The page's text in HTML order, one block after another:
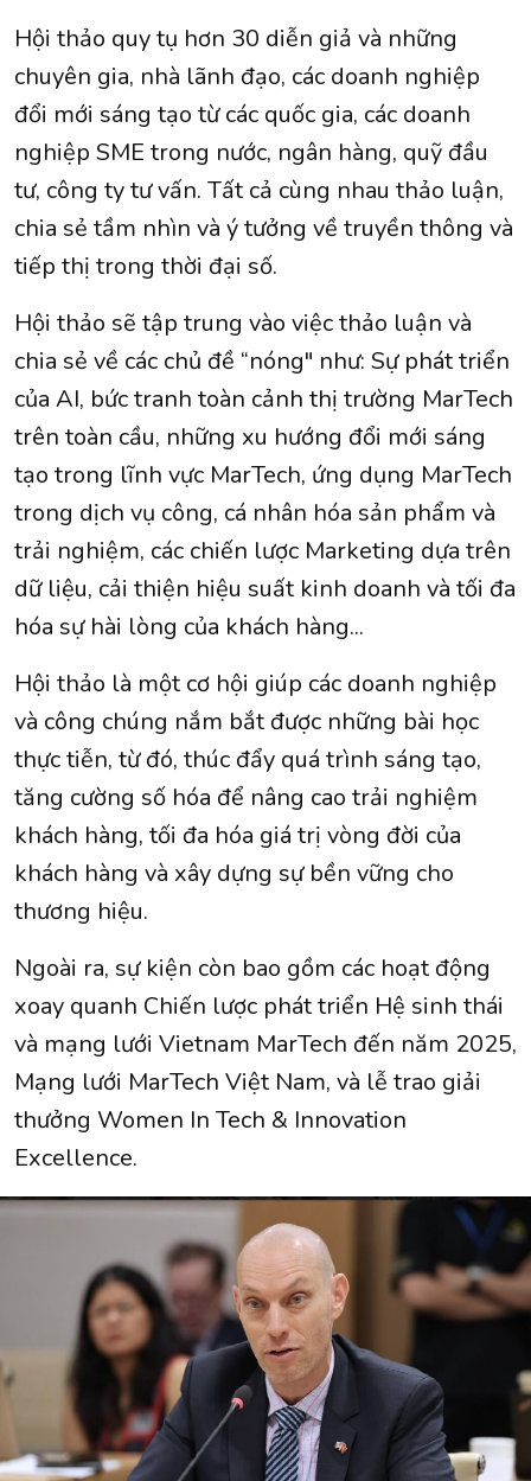
Hội thảo quy tụ hơn 30 diễn giả và những
chuyên gia, nhà lãnh đạo, các doanh nghiệp
đổi mới sáng tạo từ các quốc gia, các doanh
nghiệp SME trong nước, ngân hàng, quỹ đầu
tư, công ty tư vấn. Tất cả cùng nhau thảo luận,
chia sẻ tầm nhìn và ý tưởng về truyền thông và
tiếp thị trong thời đại số.
Hội thảo sẽ tập trung vào việc thảo luận và
chia sẻ về các chủ đề “nóng" như: Sự phát triển
của AI, bức tranh toàn cảnh thị trường MarTech
trên toàn cầu, những xu hướng đổi mới sáng
tạo trong lĩnh vực MarTech, ứng dụng MarTech
trong dịch vụ công, cá nhân hóa sản phẩm và
trải nghiệm, các chiến lược Marketing dựa trên
dữ liệu, cải thiện hiệu suất kinh doanh và tối đa
hóa sự hài lòng của khách hàng...
Hội thảo là một cơ hội giúp các doanh nghiệp
và công chúng nắm bắt được những bài học
thực tiễn, từ đó, thúc đẩy quá trình sáng tạo,
tăng cường số hóa để nâng cao trải nghiệm
khách hàng, tối đa hóa giá trị vòng đời của
khách hàng và xây dựng sự bền vững cho
thương hiệu.
Ngoài ra, sự kiện còn bao gồm các hoạt động
xoay quanh Chiến lược phát triển Hệ sinh thái
và mạng lưới Vietnam MarTech đến năm 2025,
Mạng lưới MarTech Việt Nam, và lễ trao giải
thưởng Women In Tech & Innovation
Excellence.